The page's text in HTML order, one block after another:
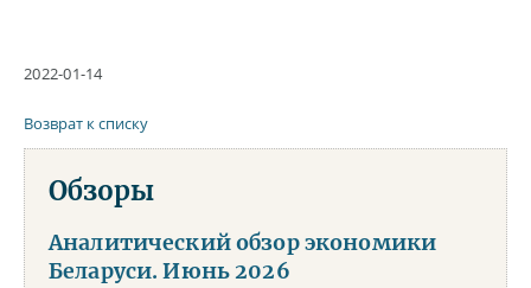
2022-01-14
Возврат к списку
Обзоры
Аналитический обзор экономики
Беларуси. Июнь 2026